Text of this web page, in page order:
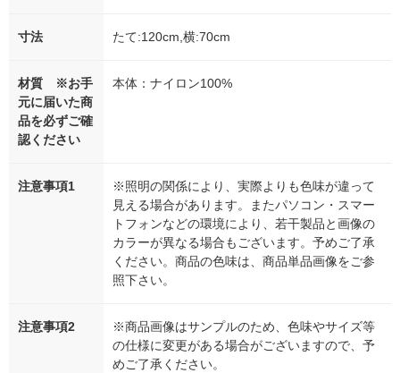
寸法 たて:120cm,横:70cm
材質 ※お手
元に届いた商
品を必ずご確
認ください
本体：ナイロン100%
注意事項1
※照明の関係により、実際よりも色味が違って
見える場合があります。またパソコン・スマー
トフォンなどの環境により、若干製品と画像の
カラーが異なる場合もございます。予めご了承
ください。商品の色味は、商品単品画像をご参
照下さい。
注意事項2
※商品画像はサンプルのため、色味やサイズ等
の仕様に変更がある場合がございますので、予
めご了承ください。